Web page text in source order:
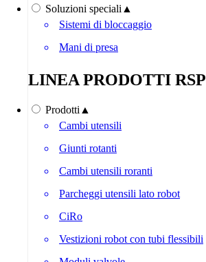
Soluzioni speciali ▲
Sistemi di bloccaggio
Mani di presa
LINEA PRODOTTI RSP
Prodotti▲
Cambi utensili
Giunti rotanti
Cambi utensili roranti
Parcheggi utensili lato robot
CiRo
Vestizioni robot con tubi flessibili